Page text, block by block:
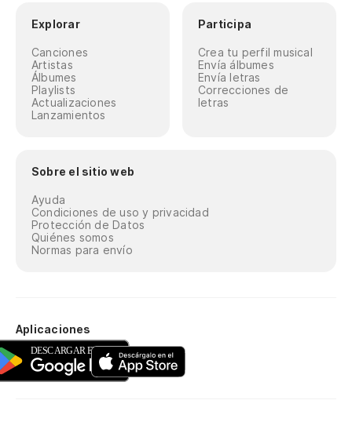
Explorar
Canciones
Artistas
Álbumes
Playlists
Actualizaciones
Lanzamientos
Participa
Crea tu perfil musical
Envía álbumes
Envía letras
Correcciones de
letras
Sobre el sitio web
Ayuda
Condiciones de uso y privacidad
Protección de Datos
Quiénes somos
Normas para envío
Aplicaciones